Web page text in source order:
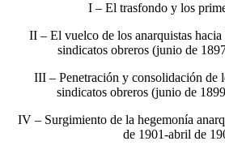
I – El trasfondo y los
II – El vuelco de los anarquistas
sindicatos obreros (junio de
III – Penetración y consolidación de
sindicatos obreros (junio de
IV – Surgimiento de la hegemonía
de 1901-abril de